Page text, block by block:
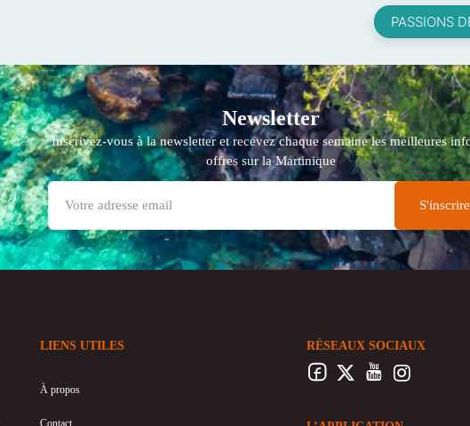
PASSIONS
Newsletter
Inscrivez-vous à la newsletter et recevez chaque semaine les meilleures
offres sur la Martinique
LIENS UTILES
À propos
Contact
RÉSEAUX SOCIAUX